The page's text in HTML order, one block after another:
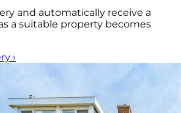
and automatically receive a
a suitable property becomes
›